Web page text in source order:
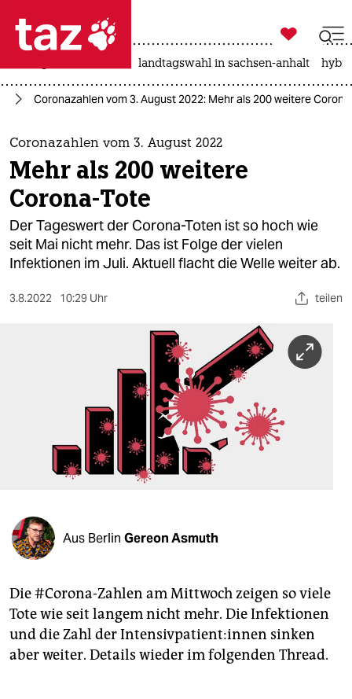
 taz zahl ich
taz zahl ich
themen
politik
öko
gesellschaft
veranstaltungen
shop
unterstützen
abo

taz zahl ich
landtagswahl in sachsen-anhalt
Coronazahlen vom 3. August 2022: Mehr als 200 weitere
Coronazahlen vom 3. August 2022
Mehr als 200 weitere
Corona-Tote
Der Tageswert der Corona-Toten ist so hoch wie
seit Mai nicht mehr. Das ist Folge der vielen
Infektionen im Juli. Aktuell flacht die Welle weiter ab.
3.8.2022 10:29 Uhr teilen
Aus Berlin Gereon Asmuth
Die #Corona-Zahlen am Mittwoch zeigen so viele
Tote wie seit langem nicht mehr. Die Infektionen
und die Zahl der In­ten­siv­pa­ti­en­t:in­nen sinken
aber weiter. Details wieder im folgenden Thread.